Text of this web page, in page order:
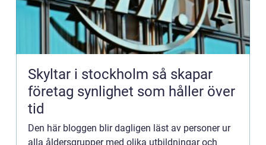
Skyltar i stockholm så skapar
företag synlighet som håller över
tid
Den här bloggen blir dagligen läst av personer ur
alla åldersgrupper med olika utbildningar och